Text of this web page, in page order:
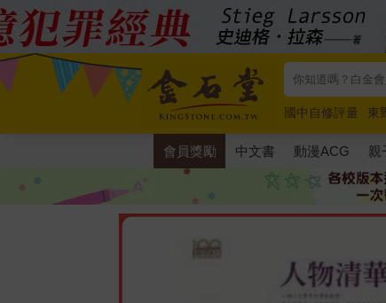
國中自修評量 東
唯紅花綻放
奧德
會員獎勵 中文書 動漫ACG 親